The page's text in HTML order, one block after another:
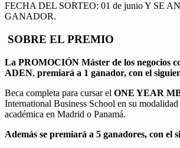
FECHA DEL SORTEO: 01 de junio Y SE
GANADOR.
SOBRE EL PREMIO
La PROMOCIÓN Máster de los negocios
ADEN, premiará a 1 ganador, con el
Beca completa para cursar el ONE YEAR
International Business School en su
académica en Madrid o Panamá.
Además se premiará a 5 ganadores, con el